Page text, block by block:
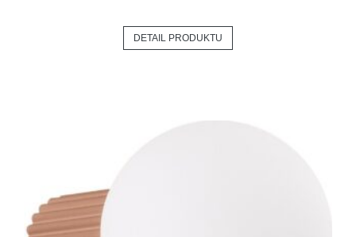
DETAIL PRODUKTU